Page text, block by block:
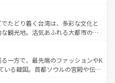
お、新着のアメリカ
を参照してほしい。
れる人々を迎えてくれるハワイの
フードやハワイアンミュージッ
など、すべてがハワイの魅力を彩
新着のハワイ情報
照してほしい。
にそびえるウルル（エアーズロッ
い原生林やケアンズの熱帯雨林な
。また、カフェやワイン、オージ
充実しており、サーフィンやダイ
、アウトドア好きにはたまらな
彩な魅力を存分に味わいつくそ
たどり着く台湾は、多彩な文化と
観光地。活気あふれる大都市の台
である台湾東部など、都市の喧騒
ており、訪れる人に新しい発見と
。また、奥深い台湾の食文化も魅
一方で、最先端のファッションやK
いる韓国。首都ソウルの宮殿や伝統